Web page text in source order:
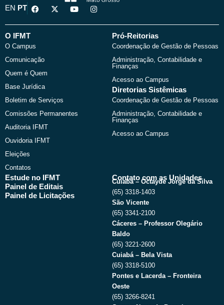
EN PT
F
a
e
o
k
X
-
w
Y
o
t
I
n
t
O IFMT
O Campus
Comunicação
Quem é Quem
Base Jurídica
Boletim de Serviços
Comissões Permanentes
Auditoria IFMT
Ouvidoria IFMT
Eleições
Contatos
Pró-Reitorias
Coordenação de Gestão de Pessoas
Administração, Contabilidade e
Finanças
Acesso ao Campus
Diretorias Sistêmicas
Coordenação de Gestão de Pessoas
Administração, Contabilidade e
Finanças
Acesso ao Campus
Estude no IFMT
Painel de Editais
Painel de Licitações
Contato com as Unidades
Cuiabá – Octayde Jorge da Silva
(65) 3318-1403
São Vicente
(65) 3341-2100
Cáceres – Professor Olegário
Baldo
(65) 3221-2600
Cuiabá – Bela Vista
(65) 3318-5100
Pontes e Lacerda – Fronteira
Oeste
(65) 3266-8241